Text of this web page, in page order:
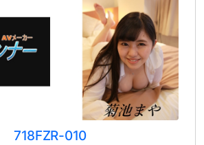
718FZR-010